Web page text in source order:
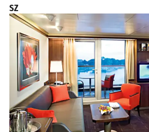
SZ